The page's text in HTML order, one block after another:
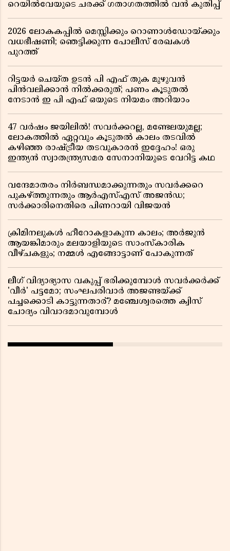
റെയിൽവേയുടെ ചരക്ക് ഗതാഗതത്തിൽ വൻ കുതിപ്പ്
2026 ലോകകപ്പിൽ മെസ്സിക്കും റൊണാൾഡോയ്ക്കും
വധഭീഷണി; ഞെട്ടിക്കുന്ന പോലീസ് രേഖകൾ
പുറത്ത്
റിട്ടയർ ചെയ്ത ഉടൻ പി എഫ് തുക മുഴുവൻ
പിൻവലിക്കാൻ നിൽക്കരുത്; പണം കൂടുതൽ
നേടാൻ ഇ പി എഫ് ഒയുടെ നിയമം അറിയാം
47 വർഷം ജയിലിൽ! സവർക്കറല്ല, മണ്ടേലയുമല്ല;
ലോകത്തിൽ ഏറ്റവും കൂടുതൽ കാലം തടവിൽ
കഴിഞ്ഞ രാഷ്ട്രീയ തടവുകാരൻ ഇദ്ദേഹം! ഒരു
ഇന്ത്യൻ സ്വാതന്ത്ര്യസമര സേനാനിയുടെ വേറിട്ട കഥ
വന്ദേമാതരം നിർബന്ധമാക്കുന്നതും സവർക്കറെ
പുകഴ്ത്തുന്നതും ആർഎസ്എസ് അജൻഡ;
സർക്കാരിനെതിരെ പിണറായി വിജയൻ
ക്രിമിനലുകൾ ഹീറോകളാകുന്ന കാലം; അർജുൻ
ആയങ്കിമാരും മലയാളിയുടെ സാംസ്കാരിക
വീഴ്ചകളും; നമ്മൾ എങ്ങോട്ടാണ് പോകുന്നത്
ലീഗ് വിദ്യാഭ്യാസ വകുപ്പ് ഭരിക്കുമ്പോൾ സവർക്കർക്ക്
'വീർ' പട്ടമോ; സംഘപരിവാർ അജണ്ടയ്ക്ക്
പച്ചക്കൊടി കാട്ടുന്നതാര്? മഞ്ചേശ്വരത്തെ ക്വിസ്
ചോദ്യം വിവാദമാവുമ്പോൾ